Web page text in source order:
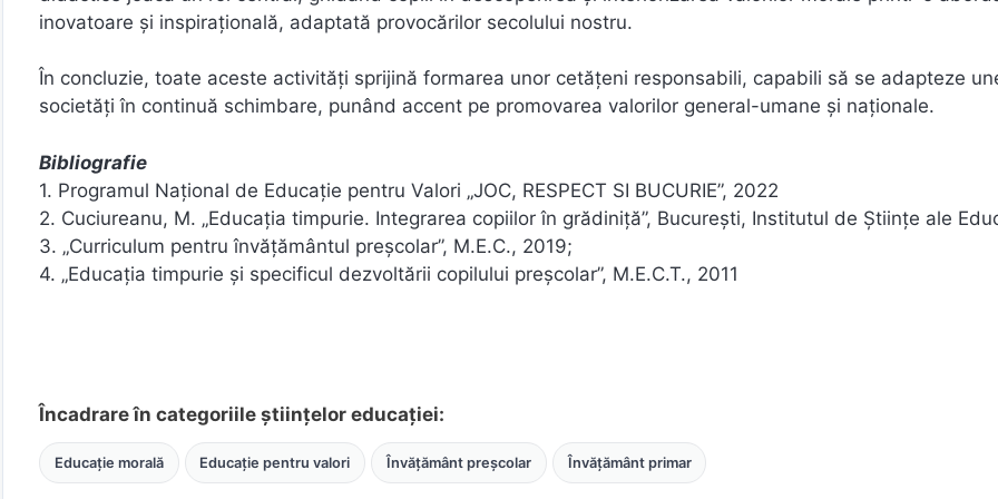
inovatoare și inspirațională, adaptată provocărilor secolului nostru.
În concluzie, toate aceste activități sprijină formarea unor cetățeni responsabili, capabili să se adapteze
societăți în continuă schimbare, punând accent pe promovarea valorilor general-umane și naționale.
Bibliografie
1. Programul Național de Educație pentru Valori „JOC, RESPECT SI BUCURIE”, 2022
2. Cuciureanu, M. „Educația timpurie. Integrarea copiilor în grădiniță”, București, Institutul de Științe ale
3. „Curriculum pentru învăţământul preşcolar”, M.E.C., 2019;
4. „Educația timpurie și specificul dezvoltării copilului preșcolar”, M.E.C.T., 2011
Încadrare în categoriile științelor educației:
Educație morală Educație pentru valori Învățământ preșcolar Învățământ primar